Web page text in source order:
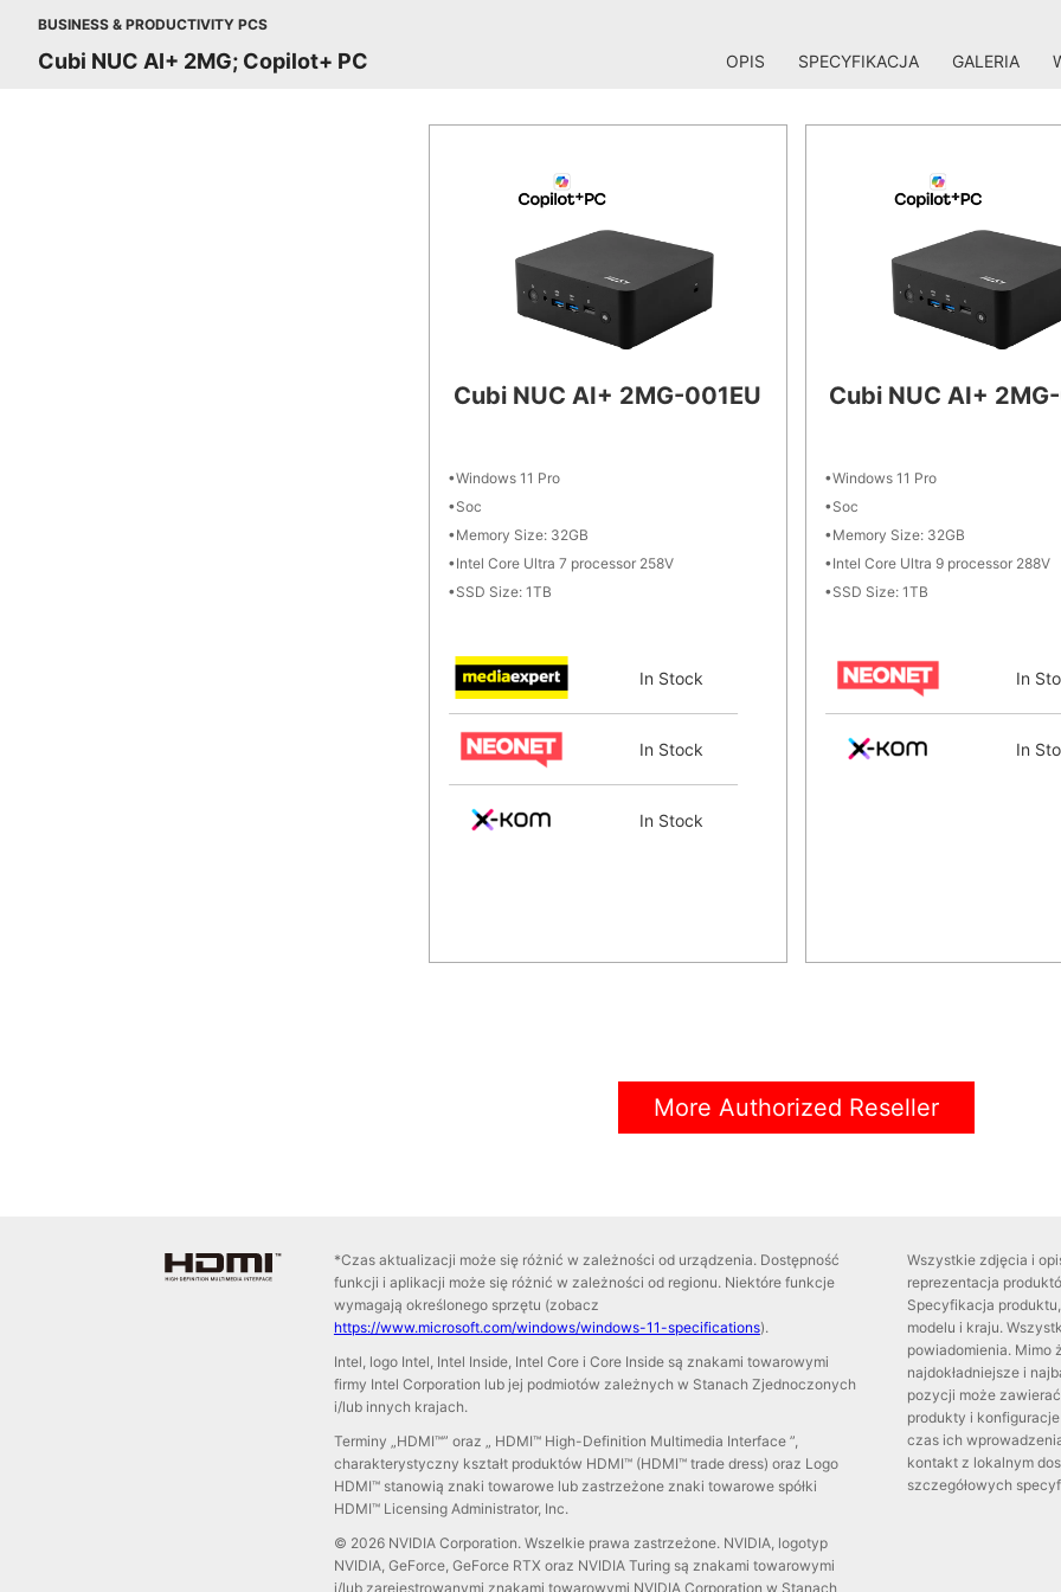
BUSINESS & PRODUCTIVITY PCS
Cubi NUC AI+ 2MG; Copilot+ PC OPIS SPECYFIKACJA GALERIA
Cubi NUC AI+ 2MG-001EU
Windows 11 Pro
Soc
Memory Size: 32GB
Intel Core Ultra 7 processor 258V
SSD Size: 1TB
In Stock
In Stock
In Stock
Cubi NUC AI+
Windows 11 Pro
Soc
Memory Size: 32GB
Intel Core Ultra 9 processor 288V
SSD Size: 1TB
In
In
More Authorized Reseller
*Czas aktualizacji może się różnić w zależności od urządzenia. Dostępność
funkcji i aplikacji może się różnić w zależności od regionu. Niektóre funkcje
wymagają określonego sprzętu (zobacz
https://www.microsoft.com/windows/windows-11-specifications).
Intel, logo Intel, Intel Inside, Intel Core i Core Inside są znakami towarowymi
firmy Intel Corporation lub jej podmiotów zależnych w Stanach Zjednoczonych
i/lub innych krajach.
Terminy „HDMI™” oraz „ HDMI™ High-Definition Multimedia Interface ”,
charakterystyczny kształt produktów HDMI™ (HDMI™ trade dress) oraz Logo
HDMI™ stanowią znaki towarowe lub zastrzeżone znaki towarowe spółki
HDMI™ Licensing Administrator, Inc.
© 2026 NVIDIA Corporation. Wszelkie prawa zastrzeżone. NVIDIA, logotyp
NVIDIA, GeForce, GeForce RTX oraz NVIDIA Turing są znakami towarowymi
i/lub zarejestrowanymi znakami towarowymi NVIDIA Corporation w Stanach
Wszystkie zdjęcia i
reprezentacja
Specyfikacja
modelu i kraju.
powiadomienia. Mimo
najdokładniejsze i
pozycji może
produkty i
czas ich
kontakt z lokalnym
szczegółowych